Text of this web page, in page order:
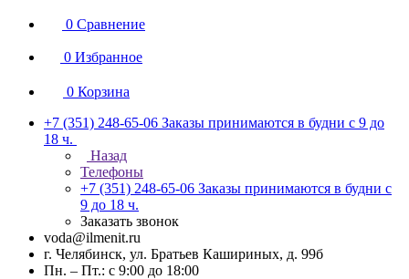
0 Сравнение
0 Избранное
0 Корзина
+7 (351) 248-65-06 Заказы принимаются в будни с 9 до
18 ч.
Назад
Телефоны
+7 (351) 248-65-06 Заказы принимаются в будни с
9 до 18 ч.
Заказать звонок
voda@ilmenit.ru
г. Челябинск, ул. Братьев Кашириных, д. 99б
Пн. – Пт.: с 9:00 до 18:00